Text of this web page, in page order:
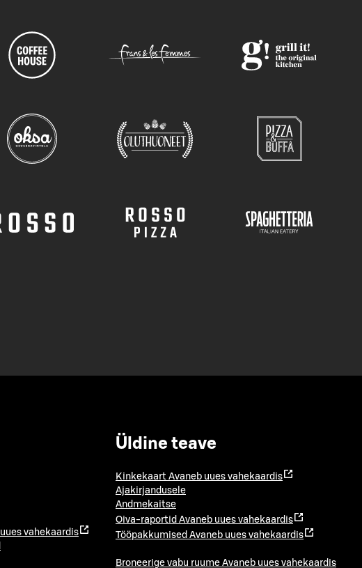
vahekaardis
Üldine teave
Kinkekaart Avaneb uues vahekaardis
Ajakirjandusele
Andmekaitse
Oiva-raportid Avaneb uues vahekaardis
Tööpakkumised Avaneb uues vahekaardis
Broneerige vabu ruume Avaneb uues vahekaardis